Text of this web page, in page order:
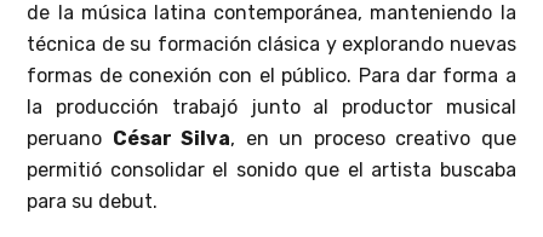
de la música latina contemporánea, manteniendo la
técnica de su formación clásica y explorando nuevas
formas de conexión con el público. Para dar forma a
la producción trabajó junto al productor musical
peruano César Silva, en un proceso creativo que
permitió consolidar el sonido que el artista buscaba
para su debut.